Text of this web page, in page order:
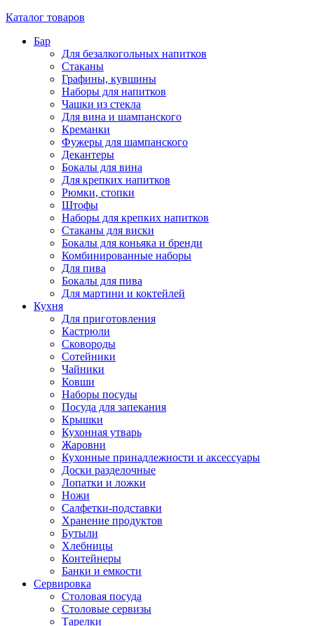
Каталог товаров
Бар
Для безалкогольных напитков
Стаканы
Графины, кувшины
Наборы для напитков
Чашки из стекла
Для вина и шампанского
Креманки
Фужеры для шампанского
Декантеры
Бокалы для вина
Для крепких напитков
Рюмки, стопки
Штофы
Наборы для крепких напитков
Стаканы для виски
Бокалы для коньяка и бренди
Комбинированные наборы
Для пива
Бокалы для пива
Для мартини и коктейлей
Кухня
Для приготовления
Кастрюли
Сковороды
Сотейники
Чайники
Ковши
Наборы посуды
Посуда для запекания
Крышки
Кухонная утварь
Жаровни
Кухонные принадлежности и аксессуары
Доски разделочные
Лопатки и ложки
Ножи
Салфетки-подставки
Хранение продуктов
Бутыли
Хлебницы
Контейнеры
Банки и емкости
Сервировка
Столовая посуда
Столовые сервизы
Тарелки